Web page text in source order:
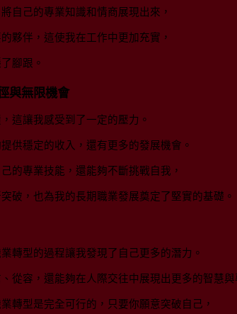
自己的專業知識和情商展現出來，
夥伴，這使我在工作中更加充實，
腳跟。
與無限機會
這讓我感受到了一定的壓力。
供穩定的收入，還有更多的發展機會。
的專業技能，還能夠不斷挑戰自我，
破，也為我的長期職業發展奠定了堅實的基礎。
轉型的過程讓我發現了自己更多的潛力。
從容，還能夠在人際交往中展現出更多的智慧與
轉型是完全可行的，只要你願意突破自己，